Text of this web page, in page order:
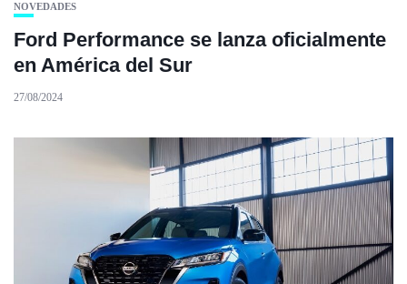
NOVEDADES
Ford Performance se lanza oficialmente
en América del Sur
27/08/2024